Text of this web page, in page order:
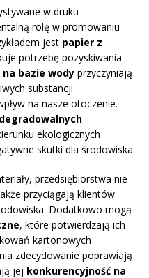
w druku
rolę w promowaniu
jest papier z
potrzebę pozyskiwania
bazie wody przyczyniają
substancji
na nasze otoczenie.
ekologicznych
skutki dla środowiska.
przedsiębiorstwa nie
przyciągają klientów
Dodatkowo mogą
, które potwierdzają ich
kartonowych
zdecydowanie poprawiają
jej konkurencyjność na